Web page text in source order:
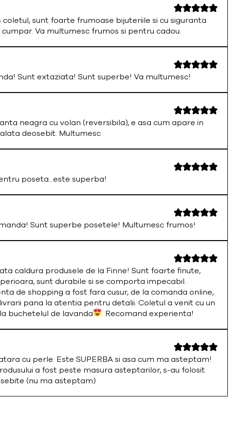
coletul, sunt foarte frumoase bijuteriile si cu siguranta
Va multumesc frumos si pentru cadou.
Sunt extaziata! Sunt superbe! Va multumesc!
neagra cu volan (reversibila), e asa cum apare in
deosebit. Multumesc
poseta...este superba!
Sunt superbe posetele! Multumesc frumos!
caldura produsele de la Finne! Sunt foarte finute,
sunt durabile si se comporta impecabil.
de shopping a fost fara cusur, de la comanda online,
pana la atentia pentru detalii. Coletul a venit cu un
buchetelul de lavanda
. Recomand experienta!
cu perle. Este SUPERBA si asa cum ma asteptam!
a fost peste masura asteptarilor, s-au folosit
(nu ma asteptam)